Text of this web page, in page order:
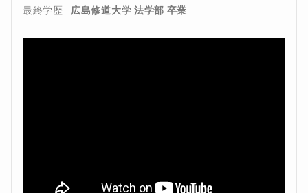
最終学歴
広島修道大学 法学部 卒業